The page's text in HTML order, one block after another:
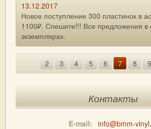
13.12.2017
Новое поступление 300 пластинок в
1100₽. Спешите!!! Все предложения в
экземплярах.
2 3 4 5 6 7 8 9
Контакты
E-mail: info@bmm-